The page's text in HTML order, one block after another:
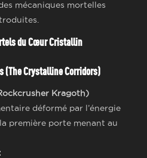
mécaniques mortelles
du Cœur Cristallin
(The Crystalline Corridors)
Kragoth)
déformé par l’énergie
première porte menant au